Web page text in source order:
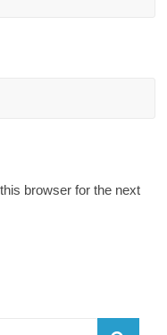
browser for the next